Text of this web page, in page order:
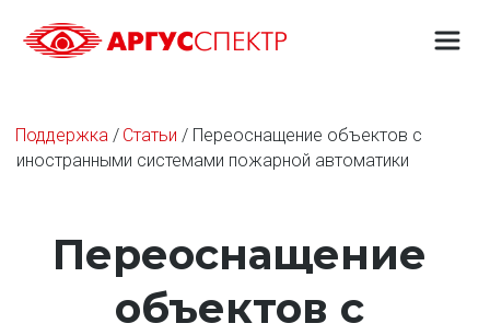
Поддержка / Статьи / Переоснащение объектов с
иностранными системами пожарной автоматики
Переоснащение
объектов с